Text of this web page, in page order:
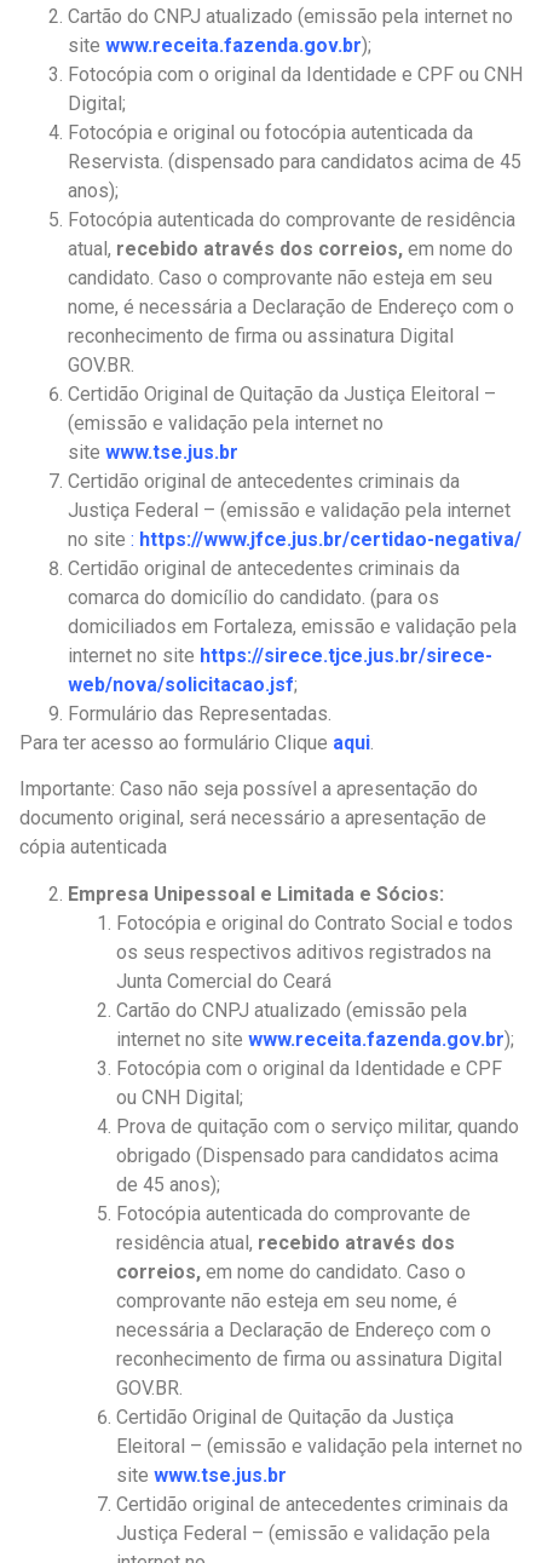
Cartão do CNPJ atualizado (emissão pela internet no
site www.receita.fazenda.gov.br);
Fotocópia com o original da Identidade e CPF ou CNH
Digital;
Fotocópia e original ou fotocópia autenticada da
Reservista. (dispensado para candidatos acima de 45
anos);
Fotocópia autenticada do comprovante de residência
atual, recebido através dos correios, em nome do
candidato. Caso o comprovante não esteja em seu
nome, é necessária a Declaração de Endereço com o
reconhecimento de firma ou assinatura Digital
GOV.BR.
Certidão Original de Quitação da Justiça Eleitoral –
(emissão e validação pela internet no
site www.tse.jus.br
Certidão original de antecedentes criminais da
Justiça Federal – (emissão e validação pela internet
no site : https://www.jfce.jus.br/certidao-negativa/
Certidão original de antecedentes criminais da
comarca do domicílio do candidato. (para os
domiciliados em Fortaleza, emissão e validação pela
internet no site https://sirece.tjce.jus.br/sirece-
web/nova/solicitacao.jsf;
Formulário das Representadas.
Para ter acesso ao formulário Clique aqui
Importante: Caso não seja possível a apresentação do
documento original, será necessário a apresentação de
cópia autenticada
Empresa Unipessoal e Limitada e Sócios:
Fotocópia e original do Contrato Social e todos
os seus respectivos aditivos registrados na
Junta Comercial do Ceará
Cartão do CNPJ atualizado (emissão pela
internet no site www.receita.fazenda.gov.br);
Fotocópia com o original da Identidade e CPF
ou CNH Digital;
Prova de quitação com o serviço militar, quando
obrigado (Dispensado para candidatos acima
de 45 anos);
Fotocópia autenticada do comprovante de
residência atual, recebido através dos
correios, em nome do candidato. Caso o
comprovante não esteja em seu nome, é
necessária a Declaração de Endereço com o
reconhecimento de firma ou assinatura Digital
GOV.BR.
Certidão Original de Quitação da Justiça
Eleitoral – (emissão e validação pela internet no
site www.tse.jus.br
Certidão original de antecedentes criminais da
Justiça Federal – (emissão e validação pela